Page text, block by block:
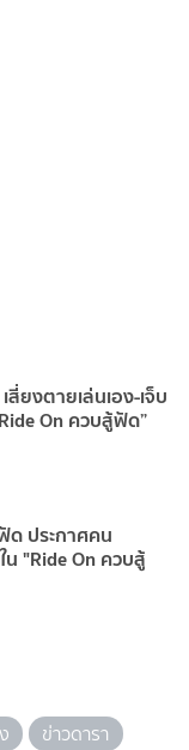
ยงตายเล่นเอง-เจ็บ
On ควบสู้ฟัด”
ด ประกาศคน
"Ride On ควบสู้
ข่าวดารา